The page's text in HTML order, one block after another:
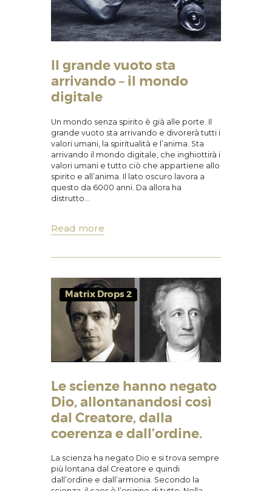
Il grande vuoto sta
arrivando – il mondo
digitale
Un mondo senza spirito è già alle porte. Il
grande vuoto sta arrivando e divorerà tutti i
valori umani, la spiritualità e l’anima. Sta
arrivando il mondo digitale, che inghiottirà i
valori umani e tutto ciò che appartiene allo
spirito e all’anima. Il lato oscuro lavora a
questo da 6000 anni. Da allora ha
distrutto…
Read more
Matrix Drops 2
Le scienze hanno negato
Dio, allontanandosi così
dal Creatore, dalla
coerenza e dall’ordine.
La scienza ha negato Dio e si trova sempre
più lontana dal Creatore e quindi
dall’ordine e dall’armonia. Secondo la